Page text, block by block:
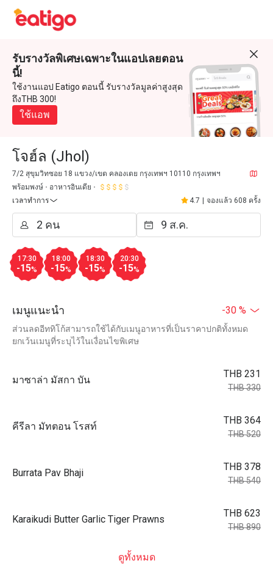
รับรางวัลพิเศษเฉพาะในแอปเลยตอน
นี้!
ใช้งานแอป Eatigo ตอนนี้ รับรางวัลมูลค่าสูงสุด
ถึงTHB 300!
ใช้แอพ
โจฮ์ล (Jhol)
7/2 สุขุมวิทซอย 18 แขวง/เขต คลองเตย กรุงเทพฯ 10110 กรุงเทพฯ
พร้อมพงษ์
อาหารอินเดีย
เวลาทำการ
4.7 จองแล้ว 608 ครั้ง
17:30
-15%
18:00
-15%
18:30
-15%
20:30
-15%
เมนูแนะนำ -30 %
ส่วนลดอีททิโก้สามารถใช้ได้กับเมนูอาหารที่เป็นราคาปกติทั้งหมด
ยกเว้นเมนูที่ระบุไว้ในเงื่อนไขพิเศษ
มาซาล่า มัสกา บัน
THB 231
THB 330
คีรีลา มัทตอน โรสท์
THB 364
THB 520
Burrata Pav Bhaji
THB 378
THB 540
Karaikudi Butter Garlic Tiger Prawns
THB 623
THB 890
ดูทั้งหมด